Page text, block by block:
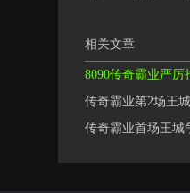
相关文章
8090传奇霸业严
传奇霸业第2场王
传奇霸业首场王城